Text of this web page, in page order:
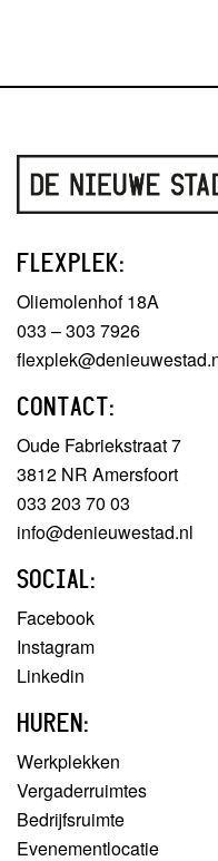
FLEXPLEK:
Oliemolenhof 18A
033 – 303 7926
CONTACT:
Oude Fabriekstraat 7
3812 NR Amersfoort
033 203 70 03
info@denieuwestad.nl
SOCIAL:
Facebook
Instagram
Linkedin
HUREN:
Werkplekken
Vergaderruimtes
Bedrijfsruimte
Evenementlocatie